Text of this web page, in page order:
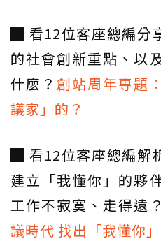
█ 看12位客座總編分
的社會創新重點、以
什麼？ 創站周年專題
議家」的？
█ 看12位客座總編解
建立「我懂你」的夥
工作不寂寞、走得遠？
議時代 找出「我懂你